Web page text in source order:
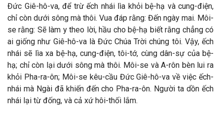
Đức Giê-hô-va, để trừ ếch nhái lìa khỏi bệ-hạ và cung-điện,
chỉ còn dưới sông mà thôi. Vua đáp rằng: Đến ngày mai. Môi-
se rằng: Sẽ làm y theo lời, hầu cho bệ-hạ biết rằng chẳng có
ai giống như Giê-hô-va là Đức Chúa Trời chúng tôi. Vậy, ếch
nhái sẽ lìa xa bệ-hạ, cung-điện, tôi-tớ, cùng dân-sự của bệ-
hạ; chỉ còn lại dưới sông mà thôi. Môi-se và A-rôn bèn lui ra
khỏi Pha-ra-ôn; Môi-se kêu-cầu Đức Giê-hô-va về việc ếch-
nhái mà Ngài đã khiến đến cho Pha-ra-ôn. Người ta dồn ếch
nhái lại từ đống, và cả xứ hôi-thối lắm.